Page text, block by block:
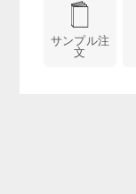
サンプル注
文